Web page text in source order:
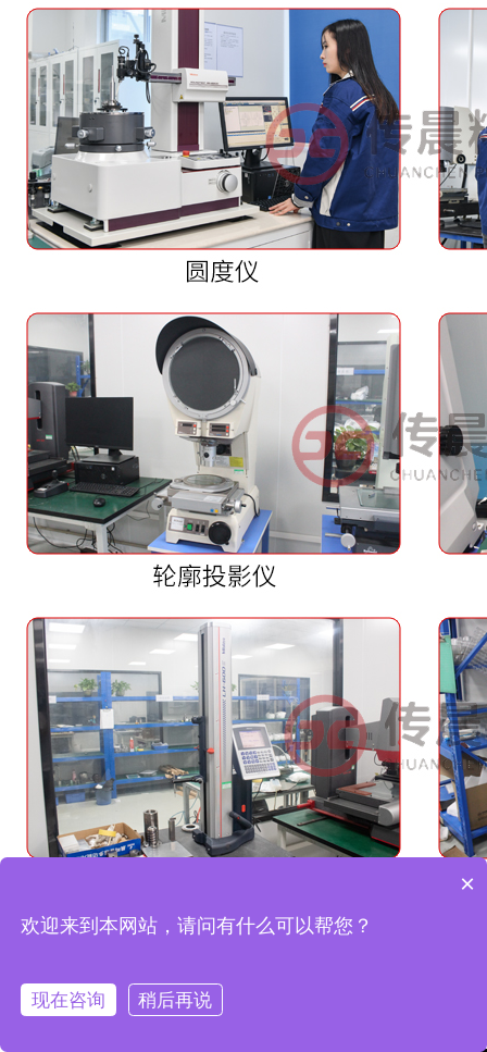
×
欢迎来到本网站，请问有什么可以帮您？
现在咨询 稍后再说